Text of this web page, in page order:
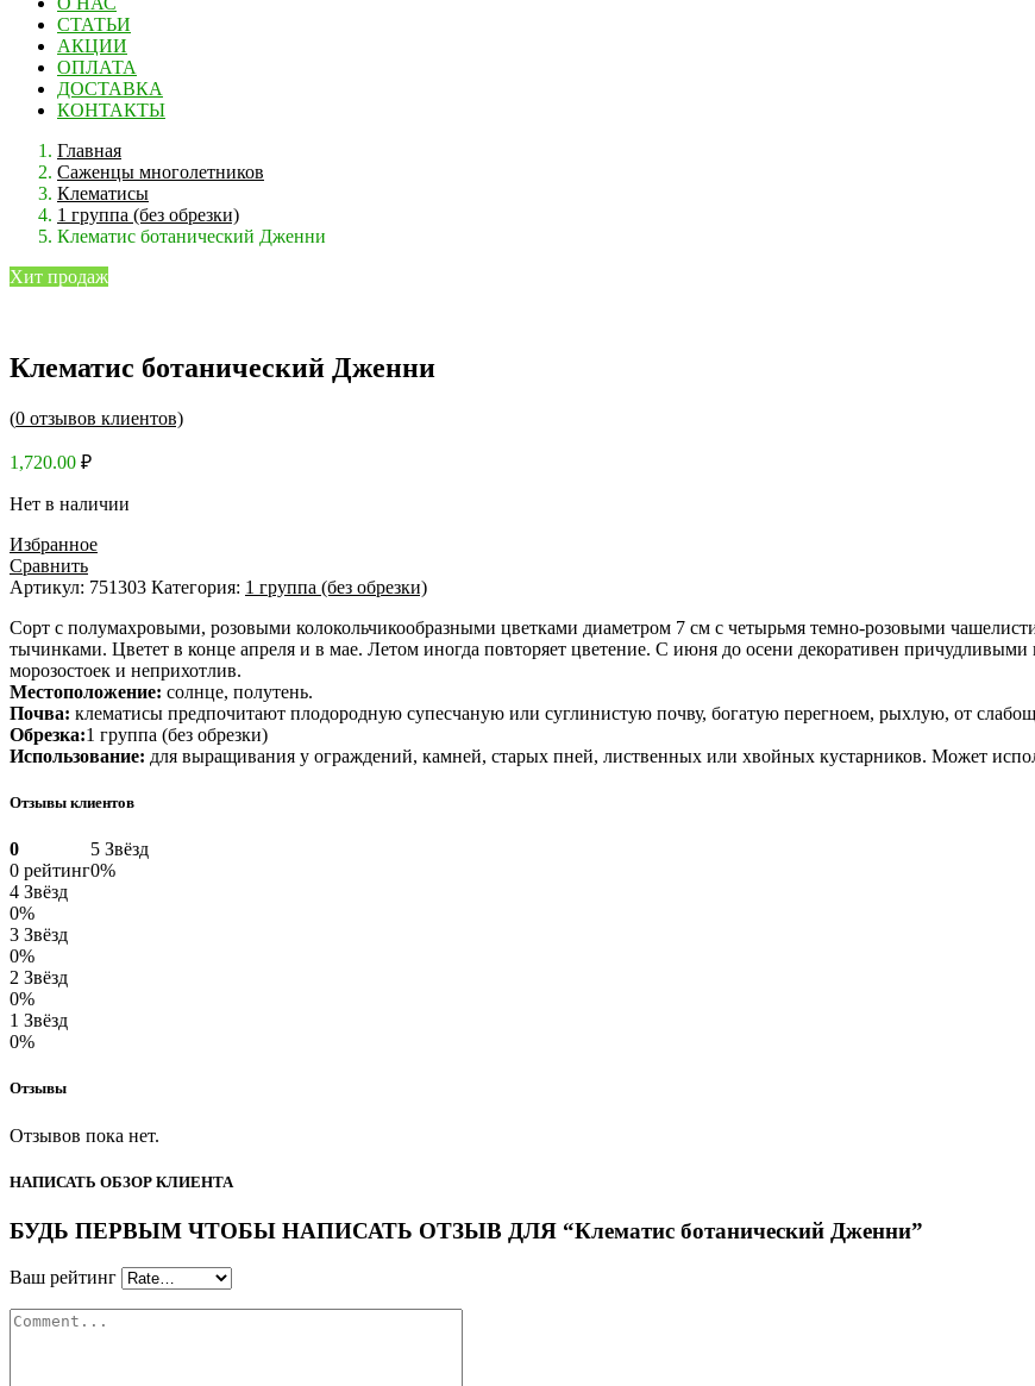
СТАТЬИ
АКЦИИ
ОПЛАТА
ДОСТАВКА
КОНТАКТЫ
Главная
Саженцы многолетников
Клематисы
1 группа (без обрезки)
Клематис ботанический Дженни
Хит продаж
Клематис ботанический Дженни
(0 отзывов клиентов)
1,720.00 ₽
Нет в наличии
Избранное
Сравнить
Артикул: 751303 Категория: 1 группа (без обрезки)
Сорт с полумахровыми, розовыми колокольчикообразными цветками диаметром 7 см с четырьмя темно-розовыми
тычинками. Цветет в конце апреля и в мае. Летом иногда повторяет цветение. С июня до осени декоративен
морозостоек и неприхотлив.
Местоположение: солнце, полутень.
Почва: клематисы предпочитают плодородную супесчаную или суглинистую почву, богатую перегноем, рыхлую, от
Обрезка:1 группа (без обрезки)
Использование: для выращивания у ограждений, камней, старых пней, лиственных или хвойных кустарников. Может
Отзывы клиентов
0
0 рейтинг
5 Звёзд
0%
4 Звёзд
0%
3 Звёзд
0%
2 Звёзд
0%
1 Звёзд
0%
Отзывы
Отзывов пока нет.
НАПИСАТЬ ОБЗОР КЛИЕНТА
БУДЬ ПЕРВЫМ ЧТОБЫ НАПИСАТЬ ОТЗЫВ ДЛЯ “Клематис ботанический Дженни”
Ваш рейтинг